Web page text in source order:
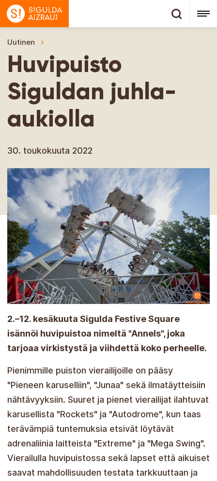
Uutinen
Huvipuisto
Siguldan juhla-
aukiolla
30. toukokuuta 2022
2.–12. kesäkuuta Sigulda Festive Square
isännöi huvipuistoa nimeltä "Annels", joka
tarjoaa virkistystä ja viihdettä koko perheelle.
Pienimmille puiston vierailijoille on pääsy
"Pieneen karuselliin", "Junaa" sekä ilmatäytteisiin
nähtävyyksiin. Suuret ja pienet vierailijat ilahtuvat
karusellista "Rockets" ja "Autodrome", kun taas
terävämpiä tuntemuksia etsivät löytävät
adrenaliinia laitteista "Extreme" ja "Mega Swing".
Vierailulla huvipuistossa sekä lapset että aikuiset
saavat mahdollisuuden testata tarkkuuttaan ja